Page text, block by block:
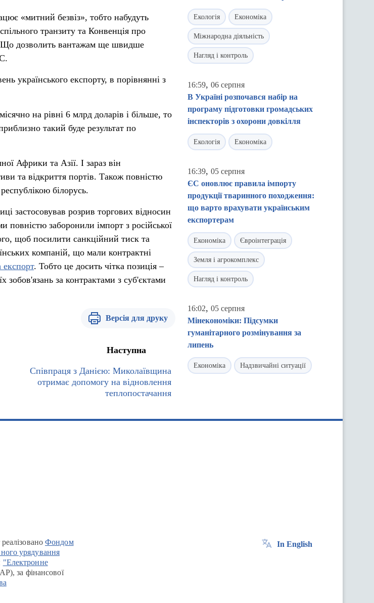
«митний безвіз», тобто набудуть
транзиту та Конвенція про
Що дозволить вантажам ще швидше
українського експорту, в порівнянні з
на рівні 6 млрд доларів і більше, то
такий буде результат по
Африки та Азії. І зараз він
та відкриття портів. Також повністю
білорусь.
застосовував розрив торгових відносин
заборонили імпорт з російської
щоб посилити санкційний тиск та
компаній, що мали контрактні
експорт. Тобто це досить чітка позиція –
зобов'язань за контрактами з суб'єктами
Версія для друку
Наступна
Співпраця з Данією: Миколаївщина
отримає допомогу на відновлення
теплопостачання
Екологія Економіка
Міжнародна діяльність
Нагляд і контроль
16:59, 06 серпня
В Україні розпочався набір на
програму підготовки громадських
інспекторів з охорони довкілля
Екологія Економіка
16:39, 05 серпня
ЄС оновлює правила імпорту
продукції тваринного походження:
що варто врахувати українським
експортерам
Економіка Євроінтеграція
Земля і агрокомплекс
Нагляд і контроль
16:02, 05 серпня
Мінекономіки: Підсумки
гуманітарного розмінування за
липень
Економіка Надзвичайні ситуації
Фондом
урядування
"Електронне
за фінансової
In English